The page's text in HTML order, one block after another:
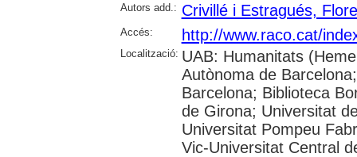
Autors add.: Crivillé i Estragués,
Accés: http://www.raco.cat/
Localització: UAB: Humanitats
Autònoma de
Barcelona; Biblioteca
de Girona; Universitat
Universitat Pompeu
Vic-Universitat Central